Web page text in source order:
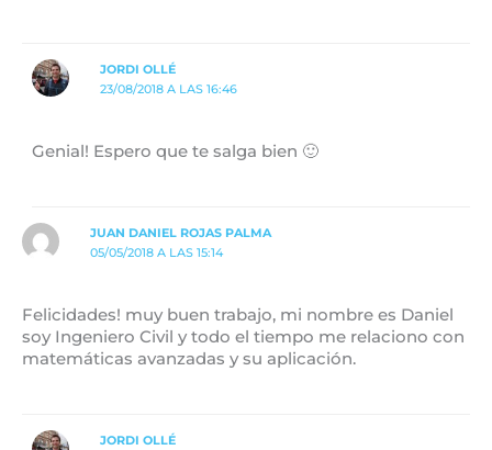
JORDI OLLÉ
23/08/2018 A LAS 16:46
Genial! Espero que te salga bien 🙂
JUAN DANIEL ROJAS PALMA
05/05/2018 A LAS 15:14
Felicidades! muy buen trabajo, mi nombre es Daniel
soy Ingeniero Civil y todo el tiempo me relaciono con
matemáticas avanzadas y su aplicación.
JORDI OLLÉ